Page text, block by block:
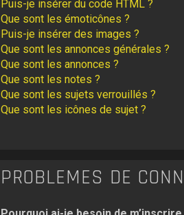
Puis-je insérer du code HTML ?
Que sont les émoticônes ?
Puis-je insérer des images ?
Que sont les annonces générales ?
Que sont les annonces ?
Que sont les notes ?
Que sont les sujets verrouillés ?
Que sont les icônes de sujet ?
PROBLÈMES DE